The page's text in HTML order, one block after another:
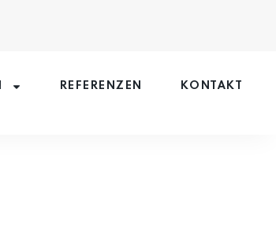
REFERENZEN KONTAKT